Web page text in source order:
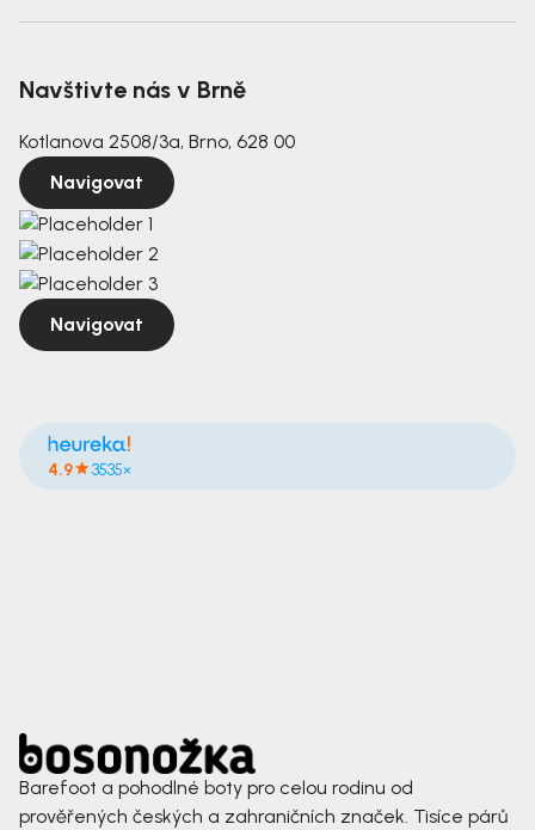
Navštivte nás v Brně
Kotlanova 2508/3a, Brno, 628 00
Navigovat
Navigovat
4.9 3535×
Barefoot a pohodlné boty pro celou rodinu od
prověřených českých a zahraničních značek. Tisíce párů